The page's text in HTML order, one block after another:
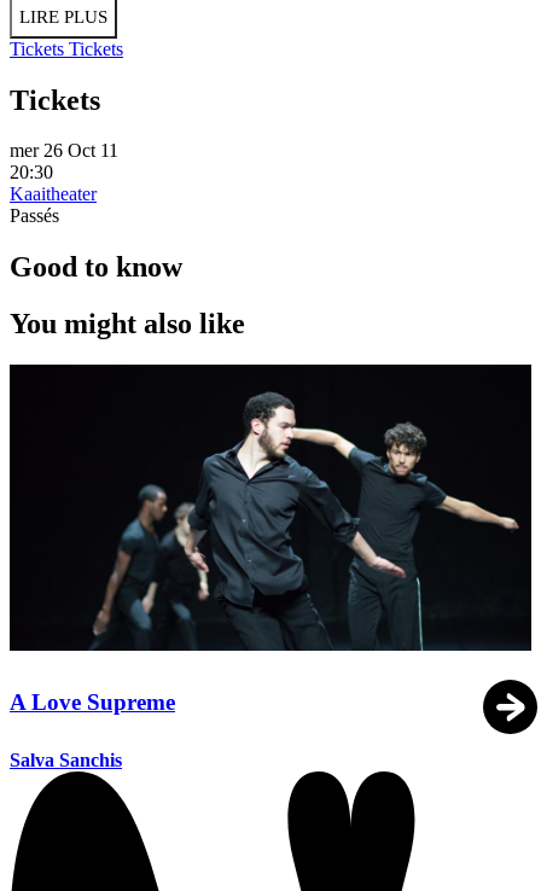
LIRE PLUS
Tickets Tickets
Tickets
mer 26 Oct 11
20:30
Kaaitheater
Passés
Good to know
You might also like
A Love Supreme
Salva Sanchis